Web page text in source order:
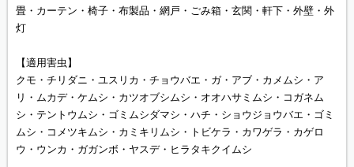
畳・カーテン・椅子・布製品・網戸・ごみ箱・玄関・軒下・外壁・外
灯
【適用害虫】
クモ・チリダニ・ユスリカ・チョウバエ・ガ・アブ・カメムシ・ア
リ・ムカデ・ケムシ・カツオブシムシ・オオハサミムシ・コガネム
シ・テントウムシ・ゴミムシダマシ・ハチ・ショウジョウバエ・ゴミ
ムシ・コメツキムシ・カミキリムシ・トビケラ・カワゲラ・カゲロ
ウ・ウンカ・ガガンボ・ヤスデ・ヒラタキクイムシ